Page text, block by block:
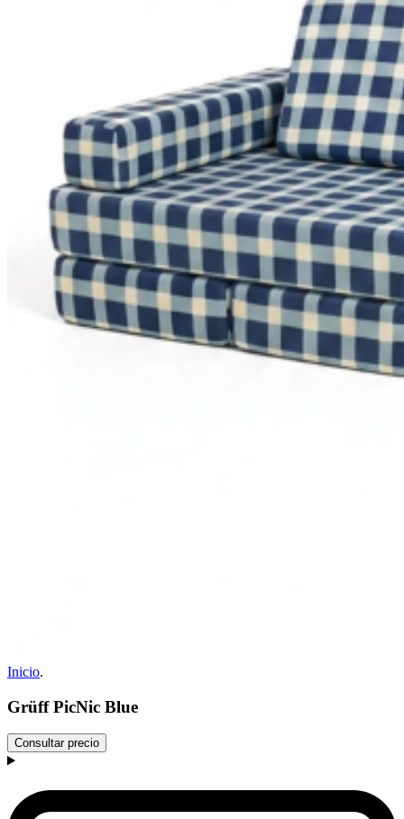
Inicio.
Grüff PicNic Blue
Consultar precio